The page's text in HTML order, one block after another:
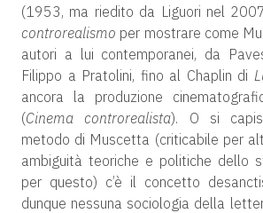
(1953, ma riedito da Liguori nel
controrealismo per mostrare come
autori a lui contemporanei, da
Filippo a Pratolini, fino al Chaplin di
ancora la produzione
(Cinema controrealista). O si
metodo di Muscetta (criticabile per
ambiguità teoriche e politiche dello
per questo) c’è il concetto
dunque nessuna sociologia della